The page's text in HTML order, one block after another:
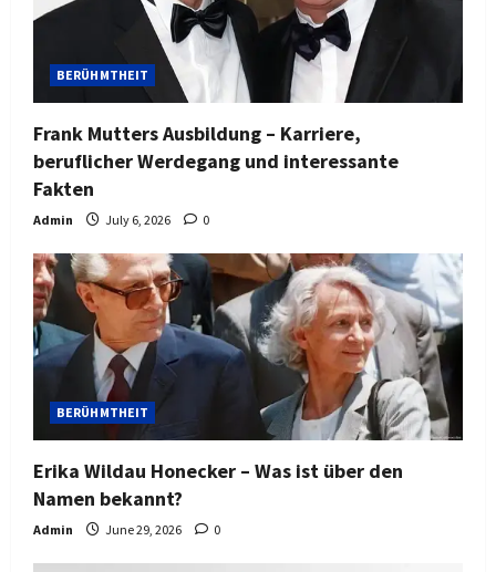
BERÜHMTHEIT
Frank Mutters Ausbildung – Karriere,
beruflicher Werdegang und interessante
Fakten
Admin July 6, 2026 0
BERÜHMTHEIT
Erika Wildau Honecker – Was ist über den
Namen bekannt?
Admin June 29, 2026 0